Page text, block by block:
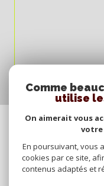
Comme
utilise
On aimerait vous
votre
En poursuivant, vous
cookies par ce site,
contenus adaptés et